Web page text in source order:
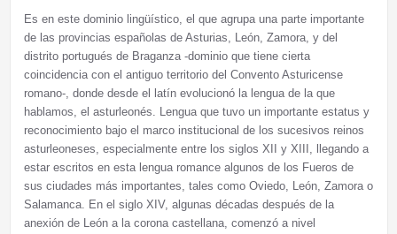
Es en este dominio lingüístico, el que agrupa una parte importante
de las provincias españolas de Asturias, León, Zamora, y del
distrito portugués de Braganza -dominio que tiene cierta
coincidencia con el antiguo territorio del Convento Asturicense
romano-, donde desde el latín evolucionó la lengua de la que
hablamos, el asturleonés. Lengua que tuvo un importante estatus y
reconocimiento bajo el marco institucional de los sucesivos reinos
asturleoneses, especialmente entre los siglos XII y XIII, llegando a
estar escritos en esta lengua romance algunos de los Fueros de
sus ciudades más importantes, tales como Oviedo, León, Zamora o
Salamanca. En el siglo XIV, algunas décadas después de la
anexión de León a la corona castellana, comenzó a nivel